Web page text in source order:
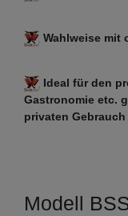
Wahlweise mit
Ideal für den
Gastronomie etc.
privaten
Modell